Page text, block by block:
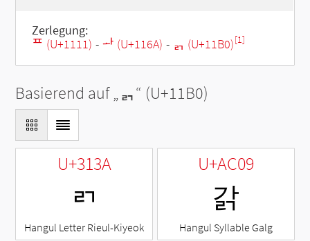
Zerlegung:
ᄑ (U+1111) - ᅪ (U+116A) - ᆰ (U+11B0)[1]
Basierend auf „ᆰ“ (U+11B0)
U+313A
ㄺ
Hangul Letter Rieul-Kiyeok
U+AC09
갉
Hangul Syllable Galg